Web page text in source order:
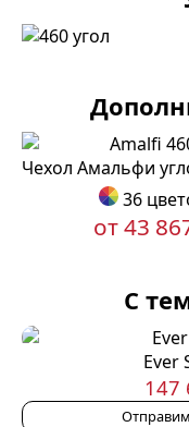
Чехол Амальфи
36
от 43
С
Ever
147
Отправим